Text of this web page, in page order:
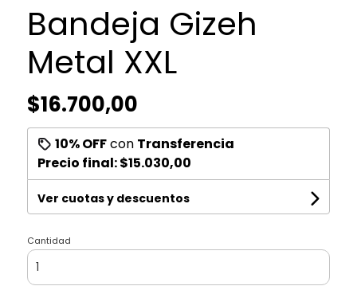
Bandeja Gizeh
Metal XXL
$16.700,00
10% OFFcon Transferencia
Precio final:$15.030,00
Ver cuotas y descuentos
Cantidad